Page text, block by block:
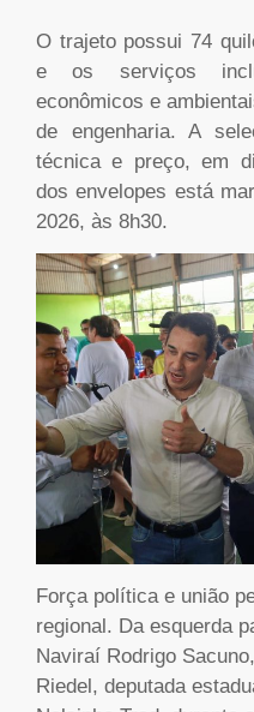
O trajeto possui 74
e os serviços
econômicos e
de engenharia. A
técnica e preço, em
dos envelopes está
2026, às 8h30.
Força política e união
regional. Da esquerda
Naviraí Rodrigo
Riedel, deputada